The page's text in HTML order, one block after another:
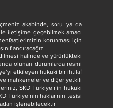
akabinde, soru ya da
iletişime geçebilmek amacı
korunması için
halinde ve yürürlükteki
olunan durumlarda resmi
etkileyen hukuki bir ihtilaf
mahkemeler ve diğer yetkili
SKD Türkiye’nin hukuki
Türkiye’nin haklarının tesisi
işlenebilecektir.